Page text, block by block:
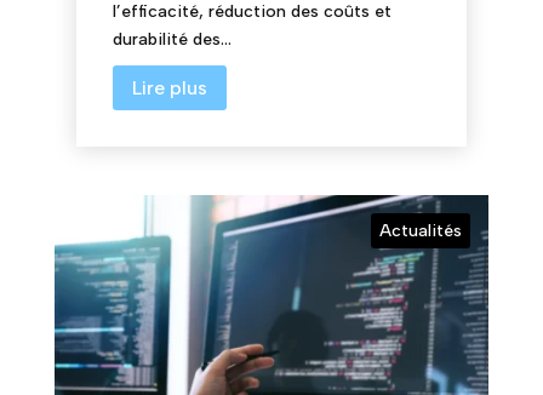
l’efficacité, réduction des coûts et
durabilité des...
Lire plus
Actualités